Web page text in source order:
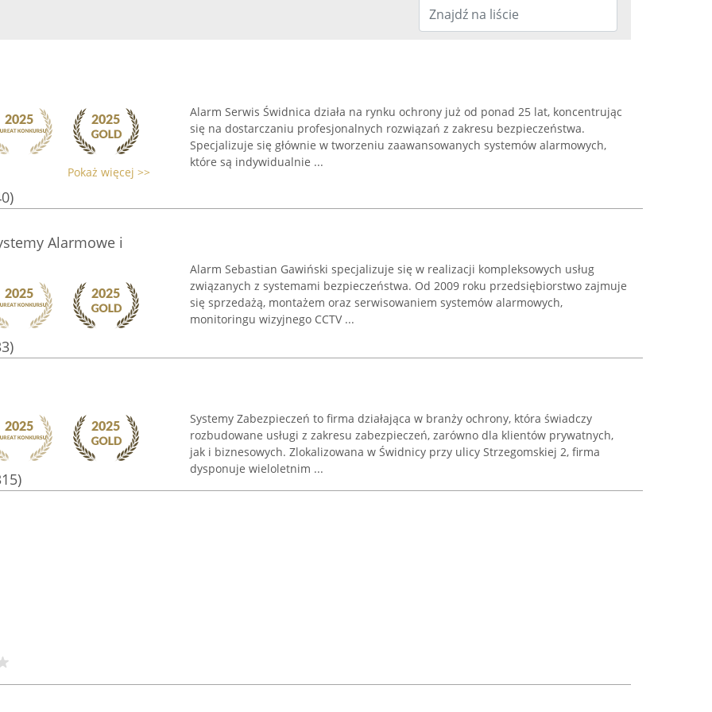
Pokaż więcej >>
Alarm Serwis Świdnica działa na rynku ochrony już od ponad 25 lat, koncentrując
się na dostarczaniu profesjonalnych rozwiązań z zakresu bezpieczeństwa.
Specjalizuje się głównie w tworzeniu zaawansowanych systemów alarmowych,
które są indywidualnie ...
Alarmowe i
Alarm Sebastian Gawiński specjalizuje się w realizacji kompleksowych usług
związanych z systemami bezpieczeństwa. Od 2009 roku przedsiębiorstwo zajmuje
się sprzedażą, montażem oraz serwisowaniem systemów alarmowych,
monitoringu wizyjnego CCTV ...
Systemy Zabezpieczeń to firma działająca w branży ochrony, która świadczy
rozbudowane usługi z zakresu zabezpieczeń, zarówno dla klientów prywatnych,
jak i biznesowych. Zlokalizowana w Świdnicy przy ulicy Strzegomskiej 2, firma
dysponuje wieloletnim ...